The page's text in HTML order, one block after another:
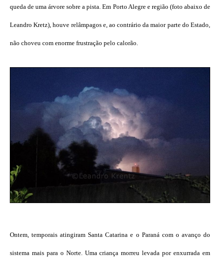
queda de uma árvore sobre a pista. Em Porto Alegre e região (foto abaixo de
Leandro Kretz), houve relâmpagos e, ao contrário da maior parte do Estado,
não choveu com enorme frustração pelo calorão.
Ontem, temporais atingiram Santa Catarina e o Paraná com o avanço do
sistema mais para o Norte. Uma criança morreu levada por enxurrada em